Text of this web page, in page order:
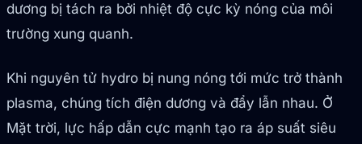
dương bị tách ra bởi nhiệt độ cực kỳ nóng của môi
trường xung quanh.
Khi nguyên tử hydro bị nung nóng tới mức trở thành
plasma, chúng tích điện dương và đẩy lẫn nhau. Ở
Mặt trời, lực hấp dẫn cực mạnh tạo ra áp suất siêu